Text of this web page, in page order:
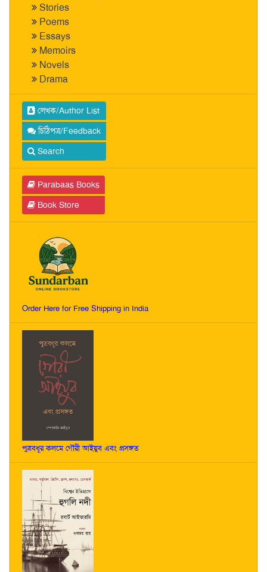
Stories
Poems
Essays
Memoirs
Novels
Drama
লেখক/Author List
চিঠিপত্র/Feedback
Search
Parabaas Books
Book Store
Order Here for Free Shipping in India
পুত্রবধূর কলমে গৌরী আইয়ুব এবং প্রসঙ্গত